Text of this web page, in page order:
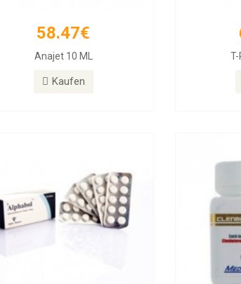
58.47€
Anajet 10 ML
Kaufen
26.31€
10mg Tablets, 50 Tablets